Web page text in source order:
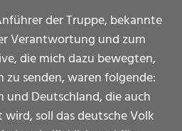
der Truppe, bekannte
Verantwortung und zum
die mich dazu bewegten,
zu senden, waren folgende:
und Deutschland, die auch
wird, soll das deutsche Volk